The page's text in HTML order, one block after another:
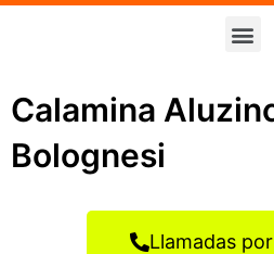
Calamina
Bolognesi
Llamadas